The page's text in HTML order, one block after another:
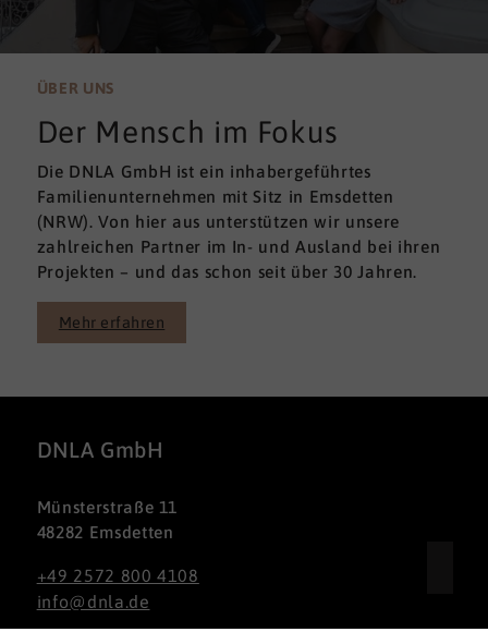
ÜBER UNS
Der Mensch im Fokus
Die DNLA GmbH ist ein inhabergeführtes
Familienunternehmen mit Sitz in Emsdetten
(NRW). Von hier aus unterstützen wir unsere
zahlreichen Partner im In- und Ausland bei ihren
Projekten – und das schon seit über 30 Jahren.
Mehr erfahren
DNLA GmbH
Münsterstraße 11
48282 Emsdetten
+49 2572 800 4108
info@dnla.de